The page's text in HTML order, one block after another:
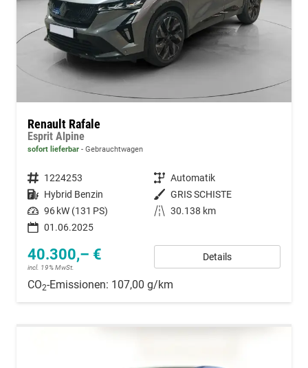
Renault Rafale
Esprit Alpine
sofort lieferbar Gebrauchtwagen
Fahrzeugnummer 1224253 Getriebe Automatik
Kraftstoff Hybrid Benzin Außenfarbe GRIS SCHISTE
Leistung 96 kW (131 PS) Kilometerstand 30.138 km
01.06.2025
40.300,– €
incl. 19% MwSt.
Details
CO2-Emissionen: 107,00 g/km